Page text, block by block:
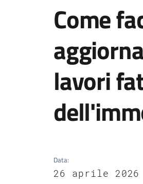
Come
lavori
Data:
26 aprile 2026